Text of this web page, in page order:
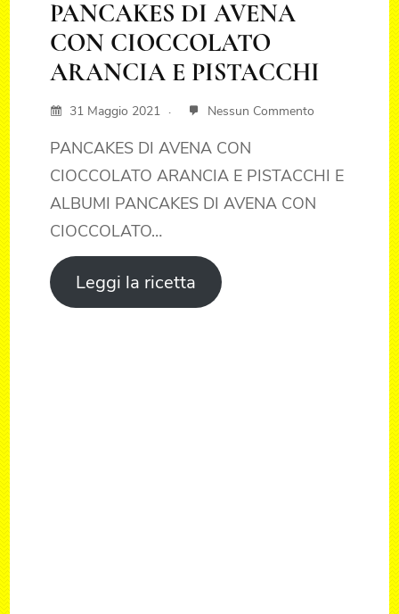
PANCAKES DI AVENA
CON CIOCCOLATO
ARANCIA E PISTACCHI
31 Maggio 2021 Nessun Commento
PANCAKES DI AVENA CON
CIOCCOLATO ARANCIA E PISTACCHI E
ALBUMI PANCAKES DI AVENA CON
CIOCCOLATO…
Leggi la ricetta